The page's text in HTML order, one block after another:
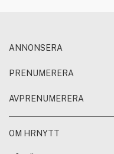
ANNONSERA
PRENUMERERA
AVPRENUMERERA
OM HRNYTT